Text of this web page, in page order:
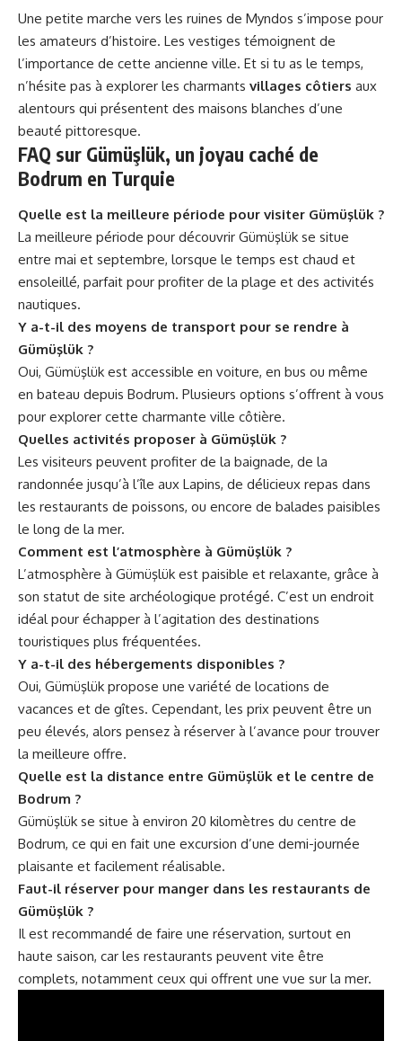
Une petite marche vers les ruines de Myndos s’impose pour
les amateurs d’histoire. Les vestiges témoignent de
l’importance de cette ancienne ville. Et si tu as le temps,
n’hésite pas à explorer les charmants villages côtiers aux
alentours qui présentent des maisons blanches d’une
beauté pittoresque.
FAQ sur Gümüşlük, un joyau caché de
Bodrum en Turquie
Quelle est la meilleure période pour visiter Gümüşlük ?
La meilleure période pour découvrir Gümüşlük se situe
entre mai et septembre, lorsque le temps est chaud et
ensoleillé, parfait pour profiter de la plage et des activités
nautiques.
Y a-t-il des moyens de transport pour se rendre à
Gümüşlük ?
Oui, Gümüşlük est accessible en voiture, en bus ou même
en bateau depuis Bodrum. Plusieurs options s’offrent à vous
pour explorer cette charmante ville côtière.
Quelles activités proposer à Gümüşlük ?
Les visiteurs peuvent profiter de la baignade, de la
randonnée jusqu’à l’île aux Lapins, de délicieux repas dans
les restaurants de poissons, ou encore de balades paisibles
le long de la mer.
Comment est l’atmosphère à Gümüşlük ?
L’atmosphère à Gümüşlük est paisible et relaxante, grâce à
son statut de site archéologique protégé. C’est un endroit
idéal pour échapper à l’agitation des destinations
touristiques plus fréquentées.
Y a-t-il des hébergements disponibles ?
Oui, Gümüşlük propose une variété de locations de
vacances et de gîtes. Cependant, les prix peuvent être un
peu élevés, alors pensez à réserver à l’avance pour trouver
la meilleure offre.
Quelle est la distance entre Gümüşlük et le centre de
Bodrum ?
Gümüşlük se situe à environ 20 kilomètres du centre de
Bodrum, ce qui en fait une excursion d’une demi-journée
plaisante et facilement réalisable.
Faut-il réserver pour manger dans les restaurants de
Gümüşlük ?
Il est recommandé de faire une réservation, surtout en
haute saison, car les restaurants peuvent vite être
complets, notamment ceux qui offrent une vue sur la mer.